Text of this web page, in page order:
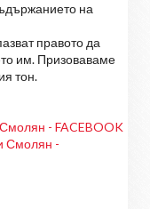
на
правото да
им. Призоваваме
тон.
- FACEBOOK
Смолян -